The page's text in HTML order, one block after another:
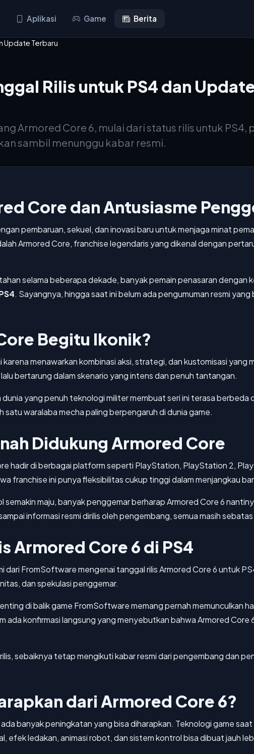
Aplikasi Game Berita
Update Terbaru
Rilis untuk PS4 dan
Armored Core 6, mulai dari status rilis untuk
sambil menunggu kabar resmi.
Core dan Antusiasme
pembaruan, sekuel, dan inovasi baru untuk menjaga minat
Armored Core, franchise legendaris yang dikenal dengan
selama beberapa dekade, banyak pemain penasaran dengan
. Sayangnya, hingga saat ini belum ada pengumuman resmi
Begitu Ikonik?
menawarkan kombinasi aksi, strategi, dan kustomisasi yang
bertarung dalam skenario yang intens dan penuh tantangan.
yang penuh teknologi militer membuat seri ini terasa berbeda
satu waralaba mecha paling berpengaruh di dunia game.
Didukung Armored Core
hadir di berbagai platform seperti PlayStation, PlayStation 2,
franchise ini punya fleksibilitas cukup tinggi dalam menjangkau
maju, banyak penggemar berharap Armored Core 6
informasi resmi dirilis oleh pengembang, semua masih
Armored Core 6 di PS4
dari FromSoftware mengenai tanggal rilis Armored Core 6 untuk
dan spekulasi penggemar.
di balik game FromSoftware memang pernah memunculkan
ada konfirmasi langsung yang menyebutkan bahwa Armored
sebaiknya tetap mengikuti kabar resmi dari pengembang dan
dari Armored Core 6?
banyak peningkatan yang bisa diharapkan. Teknologi game
efek ledakan, animasi robot, dan sistem kontrol bisa dibuat jauh